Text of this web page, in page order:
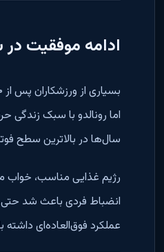
ادامه موفقیت در
اما رونالدو با سبک زندگی
سال‌ها در بالاترین سطح
رژیم غذایی مناسب، خواب
انضباط فردی باعث شد حتی
عملکرد فوق‌العاده‌ای داشته